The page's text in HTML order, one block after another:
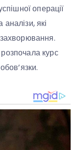
операції
які
захворювання.
курс